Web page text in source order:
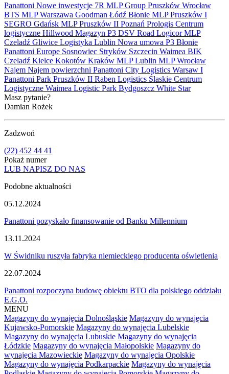
Panattoni Nowe inwestycje 7R MLP Group Pruszków Wrocław
BTS MLPWarszawa Goodman Łódź Błonie MLP Pruszków I
SEGRO Gdańsk MLP Pruszków II Poznań Prologis Centrum
logistyczne Hillwood Magazyn P3 DSV Road LogicorMLP
Czeladź Gliwice Logistyka Lublin Nowa umowa P3 Błonie
Panattoni Europe Sosnowiec Stryków Szczecin Waimea BIK
Czeladź Kielce Kokotów Kraków MLP Lublin MLP Wrocław
Najem Najem powierzchni Panattoni City Logistics Warsaw I
Panattoni Park Pruszków II Raben Logistics Ślaskie Centrum
Logistyczne Waimea Logistic Park Bydgoszcz White Star
Masz pytanie?
Damian Rożek
Zadzwoń
(22) 452 44 41
Pokaż numer
LUB NAPISZ DO NAS
Podobne aktualności
05.12.2024
Panattoni pozyskało finansowanie od Banku Millennium
13.11.2024
W Świdniku ruszyła fabryka niemieckiego producenta oświetlenia
22.07.2024
Panattoni rozpoczyna budowę obiektu BTO dla polskiego oddziału
E.G.O.
MENU
Magazyny do wynajęcia Dolnośląskie Magazyny do wynajęcia
Kujawsko-Pomorskie Magazyny do wynajęcia Lubelskie
Magazyny do wynajęcia Lubuskie Magazyny do wynajęcia
Łódzkie Magazyny do wynajęcia Małopolskie Magazyny do
wynajęcia Mazowieckie Magazyny do wynajęcia Opolskie
Magazyny do wynajęcia Podkarpackie Magazyny do wynajęcia